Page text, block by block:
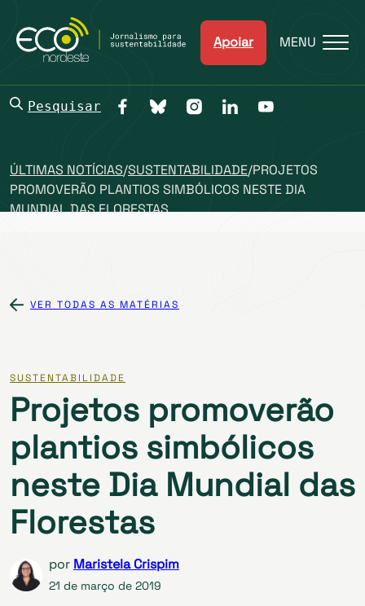
Apoiar MENU
Pesquisar
ÚLTIMAS NOTÍCIAS/SUSTENTABILIDADE/PROJETOS
PROMOVERÃO PLANTIOS SIMBÓLICOS NESTE DIA
MUNDIAL DAS FLORESTAS
VER TODAS AS MATÉRIAS
SUSTENTABILIDADE
Projetos promoverão
plantios simbólicos
neste Dia Mundial das
Florestas
por Maristela Crispim
21 de março de 2019